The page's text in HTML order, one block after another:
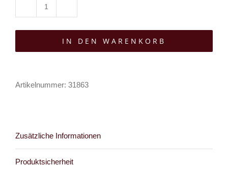
Attic
Menge
IN DEN WARENKORB
Artikelnummer: 31863
Zusätzliche Informationen
Produktsicherheit